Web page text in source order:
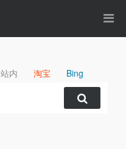
站内 淘宝 Bing